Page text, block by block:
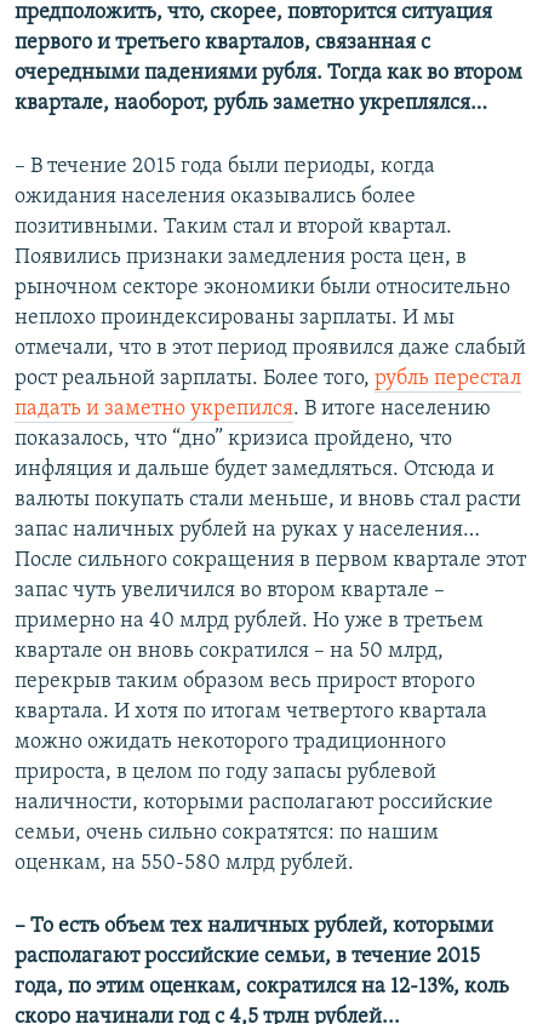
предположить, что, скорее, повторится ситуация
первого и третьего кварталов, связанная с
очередными падениями рубля. Тогда как во втором
квартале, наоборот, рубль заметно укреплялся…
– В течение 2015 года были периоды, когда
ожидания населения оказывались более
позитивными. Таким стал и второй квартал.
Появились признаки замедления роста цен, в
рыночном секторе экономики были относительно
неплохо проиндексированы зарплаты. И мы
отмечали, что в этот период проявился даже слабый
рост реальной зарплаты. Более того, рубль перестал
падать и заметно укрепился. В итоге населению
показалось, что “дно” кризиса пройдено, что
инфляция и дальше будет замедляться. Отсюда и
валюты покупать стали меньше, и вновь стал расти
запас наличных рублей на руках у населения…
После сильного сокращения в первом квартале этот
запас чуть увеличился во втором квартале –
примерно на 40 млрд рублей. Но уже в третьем
квартале он вновь сократился – на 50 млрд,
перекрыв таким образом весь прирост второго
квартала. И хотя по итогам четвертого квартала
можно ожидать некоторого традиционного
прироста, в целом по году запасы рублевой
наличности, которыми располагают российские
семьи, очень сильно сократятся: по нашим
оценкам, на 550-580 млрд рублей.
– То есть объем тех наличных рублей, которыми
располагают российские семьи, в течение 2015
года, по этим оценкам, сократился на 12-13%, коль
скоро начинали год с 4,5 трлн рублей...